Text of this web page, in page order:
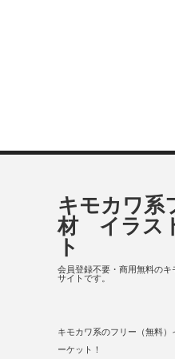
キモカワ系
材 イラス
ト
会員登録不要・商用無料の
サイトです。
キモカワ系のフリー（無料
ーケット！